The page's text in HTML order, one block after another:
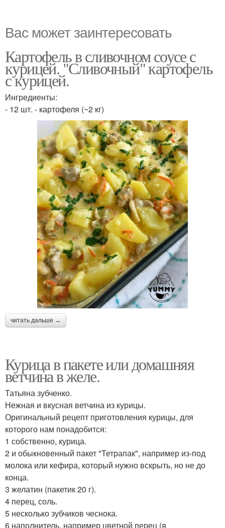
Вас может заинтересовать
Картофель в сливочном соусе с
курицей. "Сливочный" картофель
с курицей.
Ингредиенты:
- 12 шт. - картофеля (~2 кг)
читать дальше →
Курица в пакете или домашняя
ветчина в желе.
Татьяна зубченко.
Нежная и вкусная ветчина из курицы.
Оригинальный рецепт приготовления курицы, для
которого нам понадобится:
1 собственно, курица.
2 и обыкновенный пакет "Тетрапак", например из-под
молока или кефира, который нужно вскрыть, но не до
конца.
3 желатин (пакетик 20 г).
4 перец, соль.
5 несколько зубчиков чеснока.
6 наполнитель, например цветной перец (я